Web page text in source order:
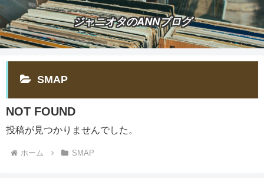
ジャニオタのANNブログ
SMAP
NOT FOUND
投稿が見つかりませんでした。
ホーム SMAP